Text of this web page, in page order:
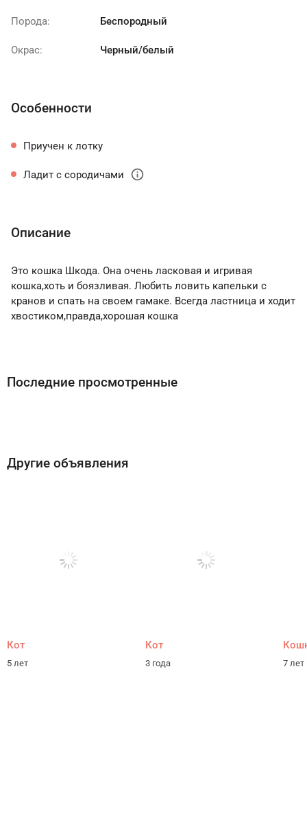
Порода: Беспородный
Окрас: Черный/белый
Особенности
Приучен к лотку
Ладит с сородичами info
Описание
Это кошка Шкода. Она очень ласковая и игривая
кошка,хоть и боязливая. Любить ловить капельки с
кранов и спать на своем гамаке. Всегда ластница и ходит
хвостиком,правда,хорошая кошка
Последние просмотренные
Другие объявления
Кот
5 лет
Кот
3 года 7 лет